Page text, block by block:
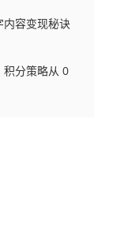
容变现秘诀
积分策略从 0